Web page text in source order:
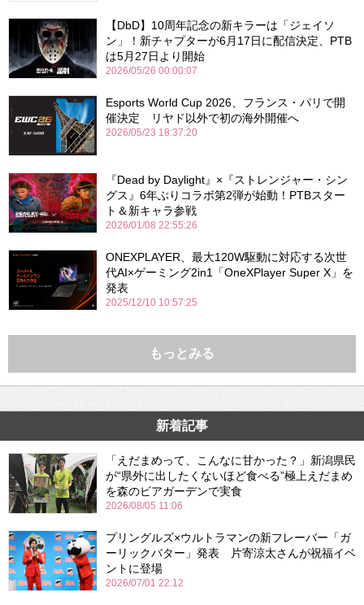
【DbD】10周年記念の新キラーは「ジェイソ
ン」！新チャプターが6月17日に配信決定、PTB
は5月27日より開始
2026/05/26 00:00:07
Esports World Cup 2026、フランス・パリで開
催決定 リヤド以外で初の海外開催へ
2026/05/23 18:37:20
『Dead by Daylight』×『ストレンジャー・シン
グス』6年ぶりコラボ第2弾が始動！PTBスター
ト＆新キャラ参戦
2026/01/08 22:55:26
ONEXPLAYER、最大120W駆動に対応する次世
代AI×ゲーミング2in1「OneXPlayer Super X」を
発表
2025/12/10 10:57:25
もっとみる
新着記事
「えだまめって、こんなに甘かった？」新潟県民
が“県外に出したくないほど食べる”極上えだまめ
を森のビアガーデンで実食
2026/08/05 11:06
プリングルズ×ウルトラマンの新フレーバー「ガ
ーリックバター」発表 片寄涼太さんが祝福イベ
ントに登場
2026/07/01 22:12